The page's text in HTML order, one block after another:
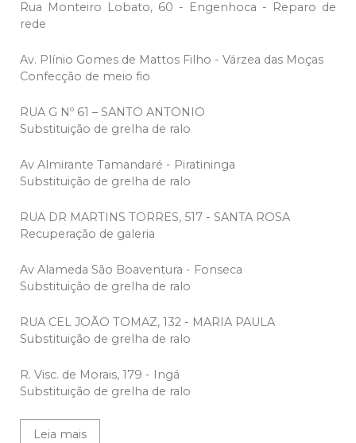
Rua Monteiro Lobato, 60 - Engenhoca - Reparo de
rede
Av. Plínio Gomes de Mattos Filho - Várzea das Moças
Confecção de meio fio
RUA G Nº 61 – SANTO ANTONIO
Substituição de grelha de ralo
Av Almirante Tamandaré - Piratininga
Substituição de grelha de ralo
RUA DR MARTINS TORRES, 517 - SANTA ROSA
Recuperação de galeria
Av Alameda São Boaventura - Fonseca
Substituição de grelha de ralo
RUA CEL JOÃO TOMAZ, 132 - MARIA PAULA
Substituição de grelha de ralo
R. Visc. de Morais, 179 - Ingá
Substituição de grelha de ralo
Leia mais